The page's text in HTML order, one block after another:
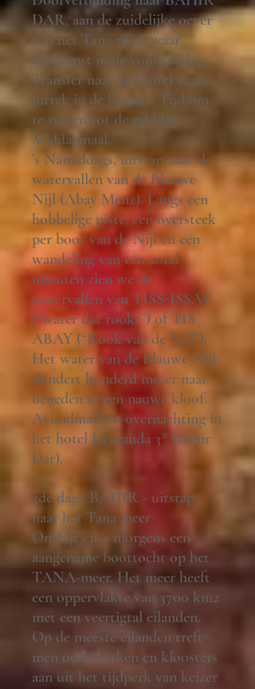
DAR, aan de zuidelijke oever
van het Tana-meer waar
aankomst in de voormiddag.
Transfer naar het hotel waar
intrek in de kamers. Tijd om
te rusten tot de middag.
Middagmaal.
’s Namiddags, uitstap naar de
watervallen van de Blauwe
Nijl (Abay Menz). Langs een
hobbelige piste, een oversteek
per boot van de Nijl en een
wandeling van een 20tal
minuten zien we de
watervallen van TISS-ISSAT
(“water dat rookt”) of TIS
ABAY (“Rook van de Nijl”).
Het water van de Blauwe Nijl
dondert honderd meter naar
beneden in een nauwe kloof.
Avondmaal en overnachting in
het hotel Jacaranda 3* (Bahir
Dar).
3de dag : BAHIR - uitstap
naar het Tana meer
Ontbijt en ’s morgens een
aangename boottocht op het
TANA-meer. Het meer heeft
een oppervlakte van 3700 km2
met een veertigtal eilanden.
Op de meeste eilanden treft
men oude kerken en kloosters
aan uit het tijdperk van keizer